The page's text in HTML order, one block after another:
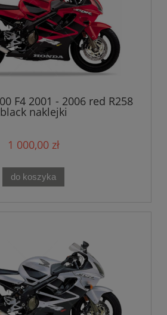
F4 2001 - 2006 red R258
black naklejki
1 000,00 zł
do koszyka